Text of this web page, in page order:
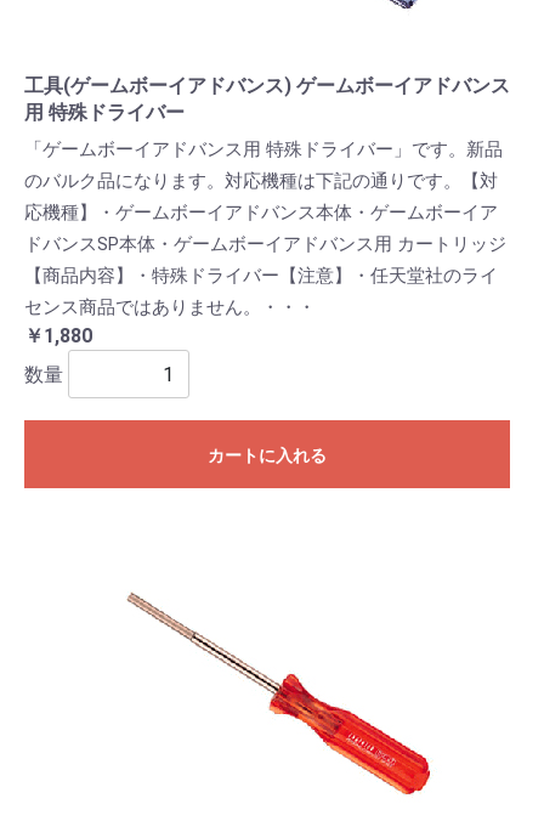
工具(ゲームボーイアドバンス) ゲームボーイアドバンス
用 特殊ドライバー
「ゲームボーイアドバンス用 特殊ドライバー」です。新品
のバルク品になります。対応機種は下記の通りです。【対
応機種】・ゲームボーイアドバンス本体・ゲームボーイア
ドバンスSP本体・ゲームボーイアドバンス用 カートリッジ
【商品内容】・特殊ドライバー【注意】・任天堂社のライ
センス商品ではありません。・・・
￥1,880
数量
カートに入れる